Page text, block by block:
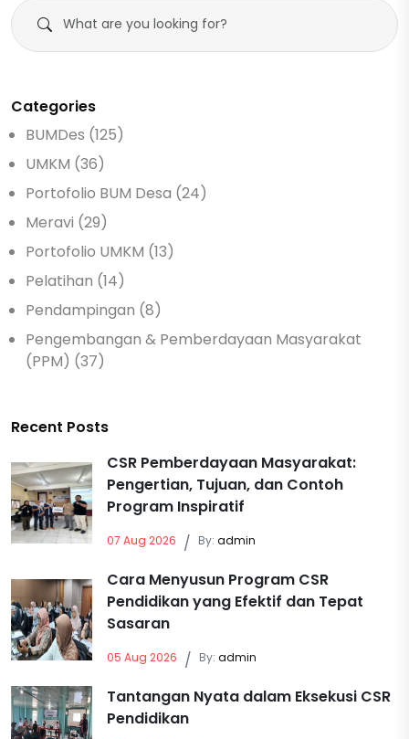
Categories
BUMDes (125)
UMKM (36)
Portofolio BUM Desa (24)
Meravi (29)
Portofolio UMKM (13)
Pelatihan (14)
Pendampingan (8)
Pengembangan & Pemberdayaan Masyarakat
(PPM) (37)
Recent Posts
CSR Pemberdayaan Masyarakat:
Pengertian, Tujuan, dan Contoh
Program Inspiratif
07 Aug 2026 / By: admin
Cara Menyusun Program CSR
Pendidikan yang Efektif dan Tepat
Sasaran
05 Aug 2026 / By: admin
Tantangan Nyata dalam Eksekusi CSR
Pendidikan